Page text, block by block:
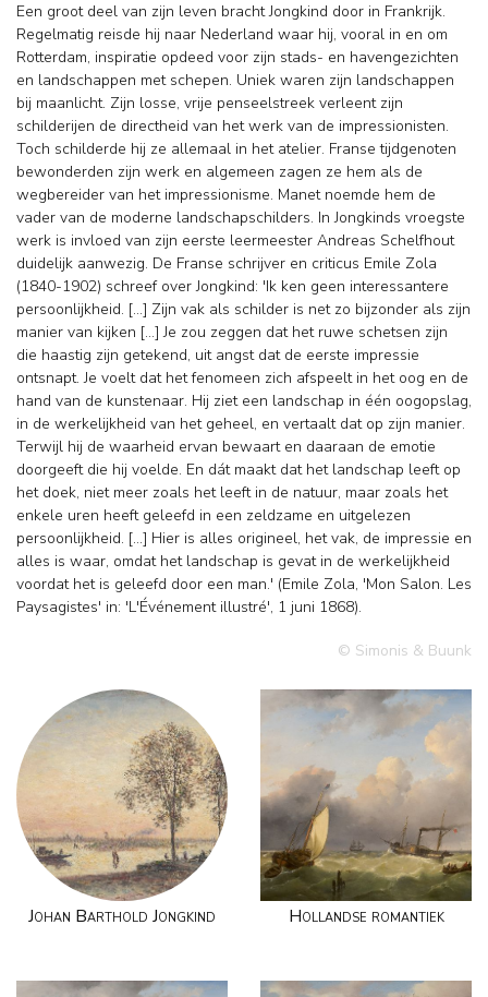
Een groot deel van zijn leven bracht Jongkind door in Frankrijk.
Regelmatig reisde hij naar Nederland waar hij, vooral in en om
Rotterdam, inspiratie opdeed voor zijn stads- en havengezichten
en landschappen met schepen. Uniek waren zijn landschappen
bij maanlicht. Zijn losse, vrije penseelstreek verleent zijn
schilderijen de directheid van het werk van de impressionisten.
Toch schilderde hij ze allemaal in het atelier. Franse tijdgenoten
bewonderden zijn werk en algemeen zagen ze hem als de
wegbereider van het impressionisme. Manet noemde hem de
vader van de moderne landschapschilders. In Jongkinds vroegste
werk is invloed van zijn eerste leermeester Andreas Schelfhout
duidelijk aanwezig. De Franse schrijver en criticus Emile Zola
(1840-1902) schreef over Jongkind: 'Ik ken geen interessantere
persoonlijkheid. […] Zijn vak als schilder is net zo bijzonder als zijn
manier van kijken […] Je zou zeggen dat het ruwe schetsen zijn
die haastig zijn getekend, uit angst dat de eerste impressie
ontsnapt. Je voelt dat het fenomeen zich afspeelt in het oog en de
hand van de kunstenaar. Hij ziet een landschap in één oogopslag,
in de werkelijkheid van het geheel, en vertaalt dat op zijn manier.
Terwijl hij de waarheid ervan bewaart en daaraan de emotie
doorgeeft die hij voelde. En dát maakt dat het landschap leeft op
het doek, niet meer zoals het leeft in de natuur, maar zoals het
enkele uren heeft geleefd in een zeldzame en uitgelezen
persoonlijkheid. […] Hier is alles origineel, het vak, de impressie en
alles is waar, omdat het landschap is gevat in de werkelijkheid
voordat het is geleefd door een man.' (Emile Zola, 'Mon Salon. Les
Paysagistes' in: 'L'Événement illustré', 1 juni 1868).
© Simonis & Buunk
Johan Barthold Jongkind Hollandse romantiek